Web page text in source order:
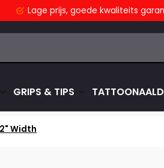
Lage prijs, goede kwaliteits
GRIPS & TIPS
Width